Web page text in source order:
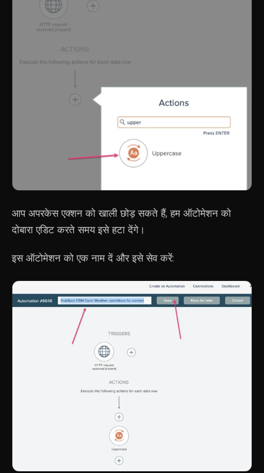
आप अपरकेस एक्शन को खाली छोड़ सकते हैं, हम ऑटोमेशन को
दोबारा एडिट करते समय इसे हटा देंगे।
इस ऑटोमेशन को एक नाम दें और इसे सेव करें: